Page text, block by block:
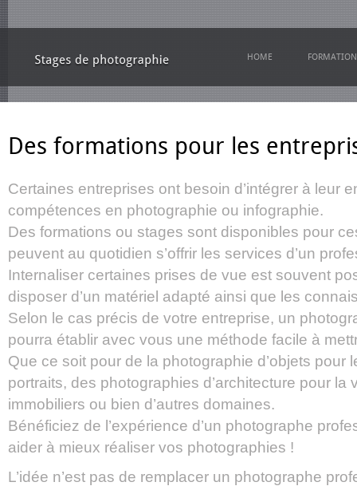
HOME
Des formations pour les
Certaines entreprises ont besoin d’intégrer à leur
compétences en photographie ou infographie.
Des formations ou stages sont disponibles pour
peuvent au quotidien s’offrir les services d’un
Internaliser certaines prises de vue est souvent
disposer d’un matériel adapté ainsi que les
Selon le cas précis de votre entreprise, un
pourra établir avec vous une méthode facile à
Que ce soit pour de la photographie d’objets pour
portraits, des photographies d’architecture pour la
immobiliers ou bien d’autres domaines.
Bénéficiez de l’expérience d’un photographe
aider à mieux réaliser vos photographies !
L’idée n’est pas de remplacer un photographe